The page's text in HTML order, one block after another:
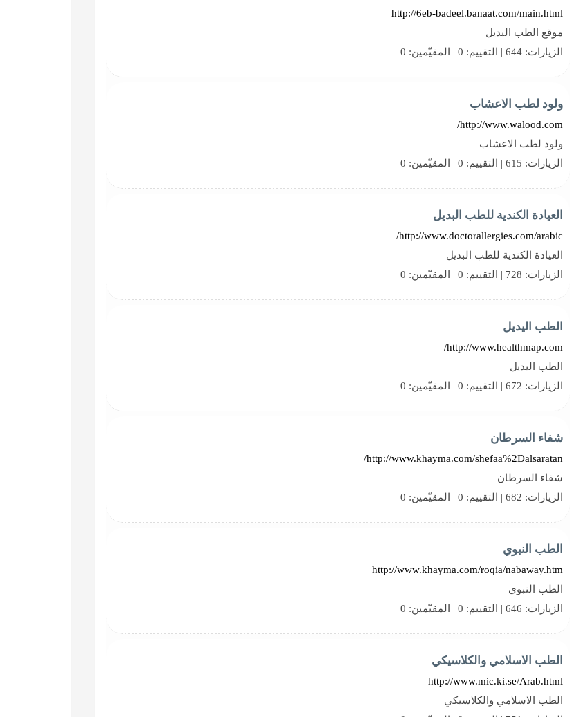
http://6eb-badeel.banaat.com/main.html
موقع الطب البديل
الزيارات: 644 | التقييم: 0 | المقيّمين: 0
ولود لطب الاعشاب
http://www.walood.com/
ولود لطب الاعشاب
الزيارات: 615 | التقييم: 0 | المقيّمين: 0
العيادة الكندية للطب البديل
http://www.doctorallergies.com/arabic/
العيادة الكندية للطب البديل
الزيارات: 728 | التقييم: 0 | المقيّمين: 0
الطب اليديل
http://www.healthmap.com/
الطب اليديل
الزيارات: 672 | التقييم: 0 | المقيّمين: 0
شفاء السرطان
http://www.khayma.com/shefaa%2Dalsaratan/
شفاء السرطان
الزيارات: 682 | التقييم: 0 | المقيّمين: 0
الطب النبوي
http://www.khayma.com/roqia/nabaway.htm
الطب النبوي
الزيارات: 646 | التقييم: 0 | المقيّمين: 0
الطب الاسلامي والكلاسيكي
http://www.mic.ki.se/Arab.html
الطب الاسلامي والكلاسيكي